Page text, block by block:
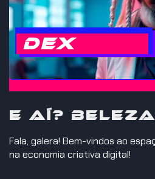
Dex
E aí?
Fala, galera! Bem-vindos ao
na economia criativa digital!